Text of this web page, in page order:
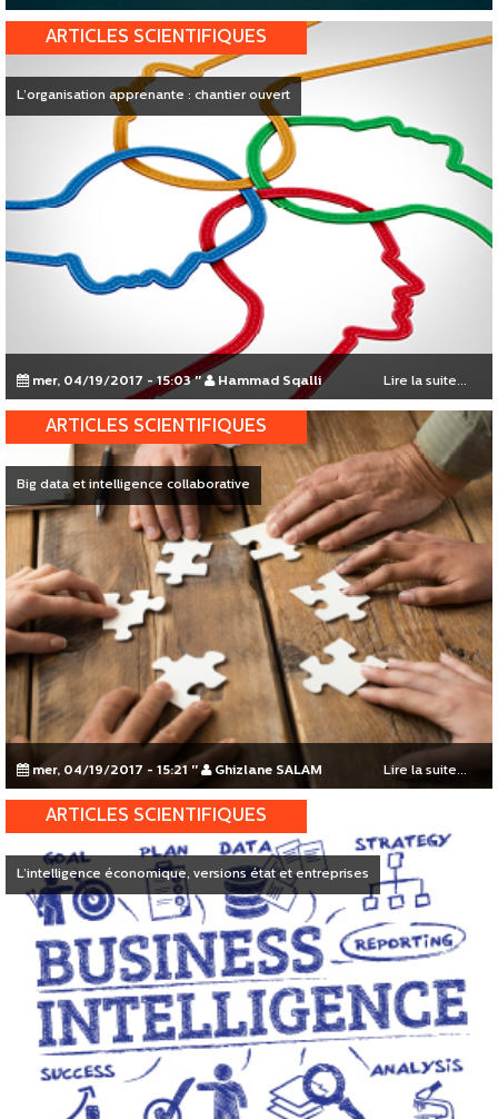
L’organisation apprenante : chantier ouvert
ARTICLES SCIENTIFIQUES
mer, 04/19/2017 - 15:03" Hammad Sqalli Lire la suite...
Big data et intelligence collaborative
ARTICLES SCIENTIFIQUES
mer, 04/19/2017 - 15:21 " Ghizlane SALAM Lire la suite...
L’intelligence économique, versions état et entreprises
ARTICLES SCIENTIFIQUES